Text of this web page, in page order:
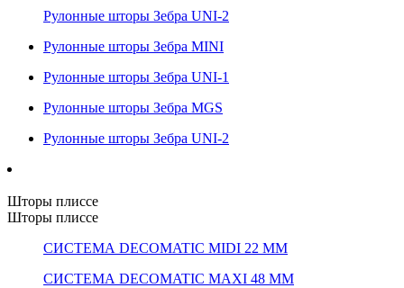
Рулонные шторы Зебра UNI-2
Рулонные шторы Зебра MINI
Рулонные шторы Зебра UNI-1
Рулонные шторы Зебра MGS
Рулонные шторы Зебра UNI-2
Шторы плиссе
Шторы плиссе
СИСТЕМА DECOMATIC MIDI 22 ММ
СИСТЕМА DECOMATIC MAXI 48 ММ